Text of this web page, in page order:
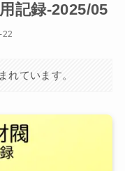
記録-2025/05
22
れています。